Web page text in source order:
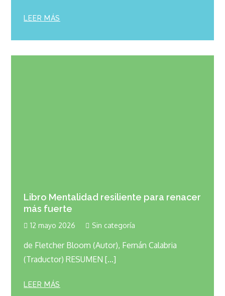
LEER MÁS
Libro Mentalidad resiliente para renacer
más fuerte
12 mayo 2026 Sin categoría
de Fletcher Bloom (Autor), Fernán Calabria
(Traductor) RESUMEN […]
LEER MÁS